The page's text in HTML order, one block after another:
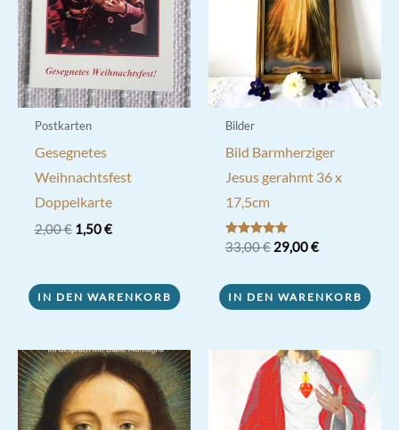
Postkarten
Gesegnetes
Weihnachtsfest
Doppelkarte
2,00€ Ursprünglicher
1,50€Aktueller
IN DEN WARENKORB
Bilder
Bild Barmherziger
Jesus gerahmt 36 x
17,5cm
Bewertet mit
5.00
33,00€ Ursprünglicher
33,00 €
29,00€Aktueller
29,00 €.
IN DEN WARENKORB